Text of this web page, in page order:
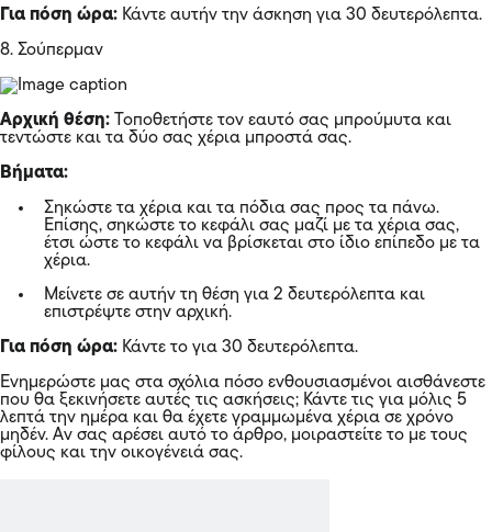
Για πόση ώρα: Κάντε αυτήν την άσκηση για 30 δευτερόλεπτα.
8. Σούπερμαν
Αρχική θέση: Τοποθετήστε τον εαυτό σας μπρούμυτα και
τεντώστε και τα δύο σας χέρια μπροστά σας.
Βήματα:
Σηκώστε τα χέρια και τα πόδια σας προς τα πάνω.
Επίσης, σηκώστε το κεφάλι σας μαζί με τα χέρια σας,
έτσι ώστε το κεφάλι να βρίσκεται στο ίδιο επίπεδο με τα
χέρια.
Μείνετε σε αυτήν τη θέση για 2 δευτερόλεπτα και
επιστρέψτε στην αρχική.
Για πόση ώρα: Κάντε το για 30 δευτερόλεπτα.
Ενημερώστε μας στα σχόλια πόσο ενθουσιασμένοι αισθάνεστε
που θα ξεκινήσετε αυτές τις ασκήσεις; Κάντε τις για μόλις 5
λεπτά την ημέρα και θα έχετε γραμμωμένα χέρια σε χρόνο
μηδέν. Αν σας αρέσει αυτό το άρθρο, μοιραστείτε το με τους
φίλους και την οικογένειά σας.